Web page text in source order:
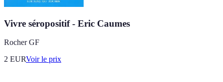
Vivre séropositif - Eric Caumes
Rocher GF
2 EURVoir le prix